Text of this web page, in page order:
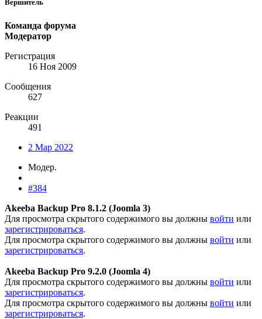
Вершитель
Команда форума
Модератор
Регистрация
16 Ноя 2009
Сообщения
627
Реакции
491
2 Мар 2022
Модер.
#384
Akeeba Backup Pro 8.1.2 (Joomla 3)
Для просмотра скрытого содержимого вы должны войти или
зарегистрироваться.
Для просмотра скрытого содержимого вы должны войти или
зарегистрироваться.
Akeeba Backup Pro 9.2.0 (Joomla 4)
Для просмотра скрытого содержимого вы должны войти или
зарегистрироваться.
Для просмотра скрытого содержимого вы должны войти или
зарегистрироваться.